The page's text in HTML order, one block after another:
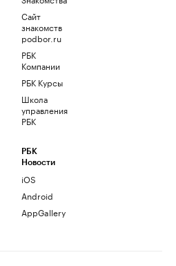
Сайт
знакомств
podbor.ru
РБК
Компании
РБК Курсы
Школа
управления
РБК
РБК
Новости
iOS
Android
AppGallery